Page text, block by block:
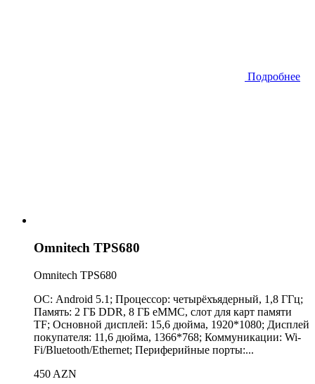
Подробнее
Omnitech TPS680
Omnitech TPS680
ОС: Android 5.1; Процессор: четырёхъядерный, 1,8 ГГц;
Память: 2 ГБ DDR, 8 ГБ eMMC, слот для карт памяти
TF; Основной дисплей: 15,6 дюйма, 1920*1080; Дисплей
покупателя: 11,6 дюйма, 1366*768; Коммуникации: Wi-
Fi/Bluetooth/Ethernet; Периферийные порты:...
450 AZN